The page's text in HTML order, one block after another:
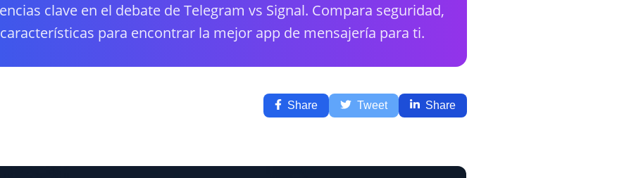
clave en el debate de Telegram vs Signal. Compara seguridad,
para encontrar la mejor app de mensajería para ti.
Share Tweet Share